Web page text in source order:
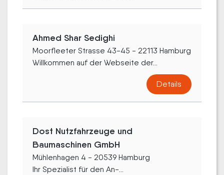
Ahmed Shar Sedighi
Moorfleeter Strasse 43-45 - 22113 Hamburg
Willkommen auf der Webseite der...
Details
Dost Nutzfahrzeuge und
Baumaschinen GmbH
Mühlenhagen 4 - 20539 Hamburg
Ihr Spezialist für den An-...